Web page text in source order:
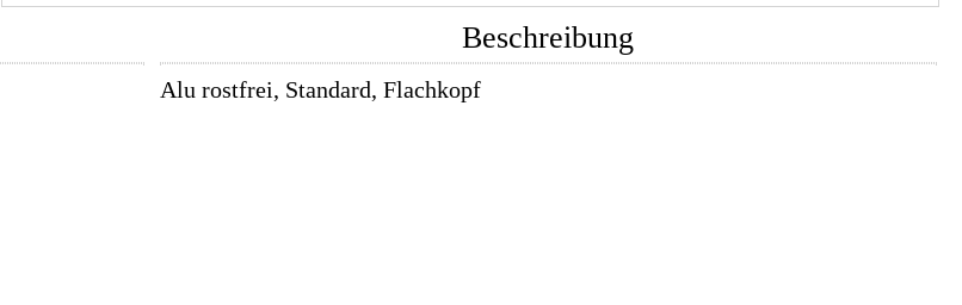
Beschreibung
Alu rostfrei, Standard, Flachkopf